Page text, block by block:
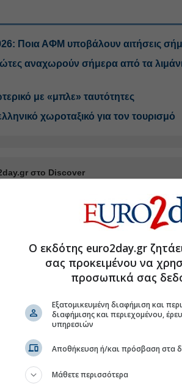
Ποια ΑΦΜ υποβάλουν αιτήσεις
αναχωρούν σήμερα από τα
με «μπλε» ταυτότητες
χωροταξικό για τον τουρισμό
στο Discover
Ο εκδότης euro2day.gr
σας προκειμένου να
προσωπικά σας
Εξατομικευμένη διαφήμιση και
διαφήμισης και περιεχομένου,
υπηρεσιών
Αποθήκευση ή/και πρόσβαση στα
Μάθετε περισσότερα